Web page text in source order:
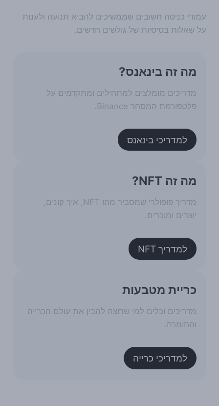
עמודי כניסה חשובים שממשיכים להביא תנועה ולענות
על שאלות בסיסיות של גולשים חדשים.
מה זה בינאנס?
מדריכים מומלצים למתחילים ומתקדמים על
פלטפורמת המסחר Binance.
למדריכי בינאנס
מה זה NFT?
מדריך פופולרי שמסביר מהו NFT, איך קונים,
יוצרים ומוכרים.
למדריך NFT
כריית מטבעות
מדריכים וכלים למי שרוצה להבין את עולם הכרייה
והחומרה.
למדריכי כרייה